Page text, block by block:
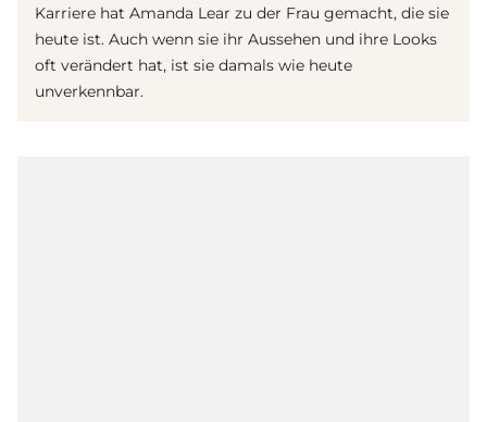
Karriere hat Amanda Lear zu der Frau gemacht, die sie
heute ist. Auch wenn sie ihr Aussehen und ihre Looks
oft verändert hat, ist sie damals wie heute
unverkennbar.